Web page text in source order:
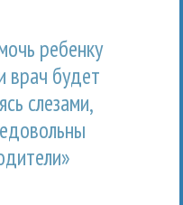
ребенку
врач будет
слезами,